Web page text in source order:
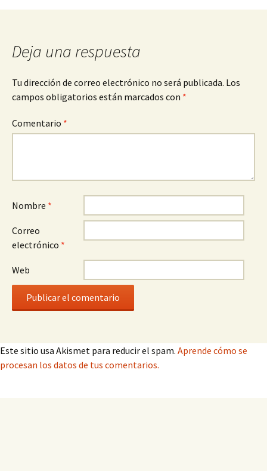
entradas
Deja una respuesta
Tu dirección de correo electrónico no será publicada. Los
campos obligatorios están marcados con *
Comentario *
Nombre *
Correo
electrónico *
Web
Este sitio usa Akismet para reducir el spam. Aprende cómo se
procesan los datos de tus comentarios.